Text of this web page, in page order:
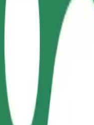
rendre de Olsztyn
du meilleur trajet entre
en quelques clics !